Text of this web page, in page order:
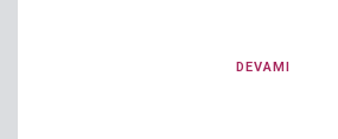
DEVAMI